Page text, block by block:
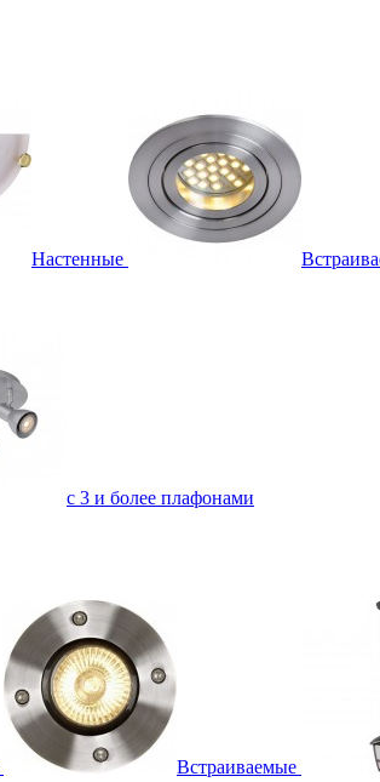
Настенные
с 3 и более плафонами
Встраиваемые